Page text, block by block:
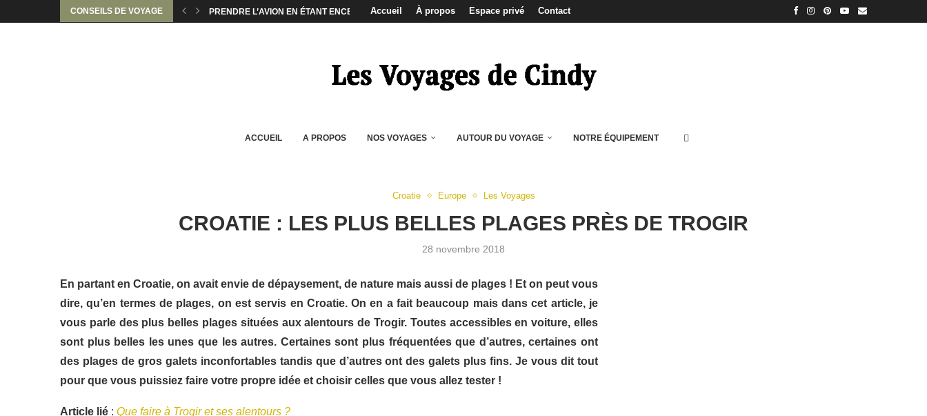
CONSEILS DE VOYAGE COMMENT VOYAGER EN COUPLE SANS S’ENTRETUER ?
Accueil À propos Espace privé Contact
ACCUEIL A PROPOS NOS VOYAGES AUTOUR DU VOYAGE NOTRE ÉQUIPEMENT
Croatie Europe Les Voyages
CROATIE : LES PLUS BELLES PLAGES PRÈS DE TROGIR
28 novembre 2018
En partant en Croatie, on avait envie de dépaysement, de nature mais aussi de plages ! Et on peut vous
dire, qu’en termes de plages, on est servis en Croatie. On en a fait beaucoup mais dans cet article, je
vous parle des plus belles plages situées aux alentours de Trogir. Toutes accessibles en voiture, elles
sont plus belles les unes que les autres. Certaines sont plus fréquentées que d’autres, certaines ont
des plages de gros galets inconfortables tandis que d’autres ont des galets plus fins. Je vous dit tout
pour que vous puissiez faire votre propre idée et choisir celles que vous allez tester !
Article lié : Que faire à Trogir et ses alentours ?